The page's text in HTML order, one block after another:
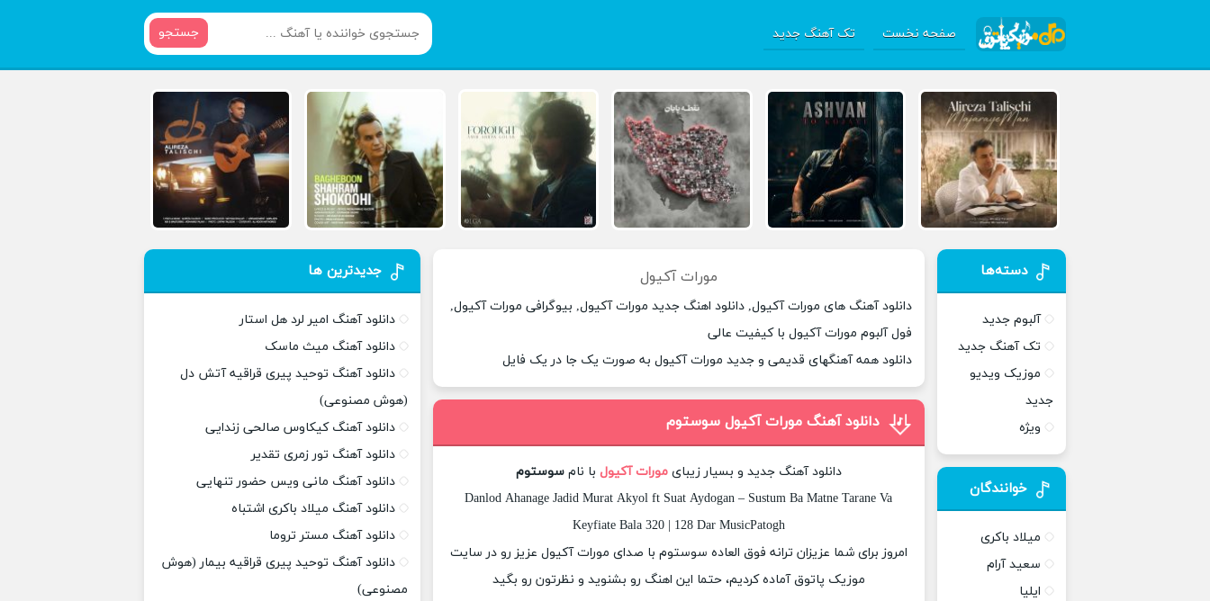
صفحه نخست تک آهنگ جدید جستجو
مورات آکیول
دانلود آهنگ های مورات آکیول, دانلود اهنگ جدید مورات آکیول, بیوگرافی مورات آکیول,
فول آلبوم مورات آکیول با کیفیت عالی
دانلود همه آهنگهای قدیمی و جدید مورات آکیول به صورت یک جا در یک فایل
دانلود آهنگ مورات آکیول سوستوم
دانلود آهنگ جدید و بسیار زیبایمورات آکیول با نامسوستوم
Danlod Ahanage Jadid Murat Akyol ft Suat Aydogan – Sustum Ba Matne Tarane Va
Keyfiate Bala 320 | 128 Dar MusicPatogh
امروز برای شما عزیزان ترانه فوق العاده سوستوم با صدای مورات آکیول عزیز رو در سایت
موزیک پاتوق آماده کردیم، حتما این اهنگ رو بشنوید و نظرتون رو بگید
دسته‌ها
آلبوم جدید
تک آهنگ جدید
موزیک ویدیو
جدید
ویژه
خوانندگان
میلاد باکری
سعید آرام
ایلیا
جدیدترین ها
دانلود آهنگ امیر لرد هل استار
دانلود آهنگ میث ماسک
دانلود آهنگ توحید پیری قراقیه آتش دل
(هوش مصنوعی)
دانلود آهنگ کیکاوس صالحی زندایی
دانلود آهنگ تور زمری تقدیر
دانلود آهنگ مانی ویس حضور تنهایی
دانلود آهنگ میلاد باکری اشتباه
دانلود آهنگ مستر تروما
دانلود آهنگ توحید پیری قراقیه بیمار (هوش
مصنوعی)